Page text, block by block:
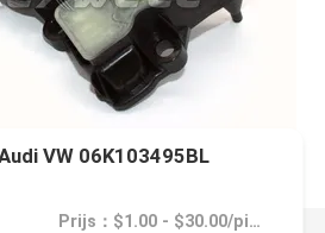
VW 06K103495BL
Prijs：$1.00 - $30.00/pieces